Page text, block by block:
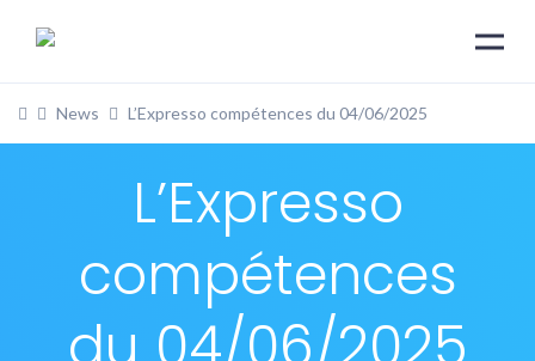
News L’Expresso compétences du 04/06/2025
L’Expresso
compétences